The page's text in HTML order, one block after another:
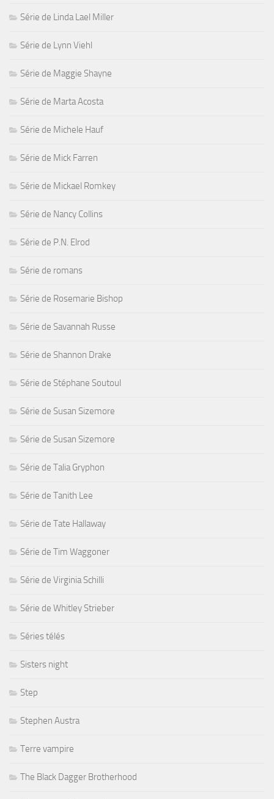
Série de Linda Lael Miller
Série de Lynn Viehl
Série de Maggie Shayne
Série de Marta Acosta
Série de Michele Hauf
Série de Mick Farren
Série de Mickael Romkey
Série de Nancy Collins
Série de P.N. Elrod
Série de romans
Série de Rosemarie Bishop
Série de Savannah Russe
Série de Shannon Drake
Série de Stéphane Soutoul
Série de Susan Sizemore
Série de Susan Sizemore
Série de Talia Gryphon
Série de Tanith Lee
Série de Tate Hallaway
Série de Tim Waggoner
Série de Virginia Schilli
Série de Whitley Strieber
Séries télés
Sisters night
Step
Stephen Austra
Terre vampire
The Black Dagger Brotherhood